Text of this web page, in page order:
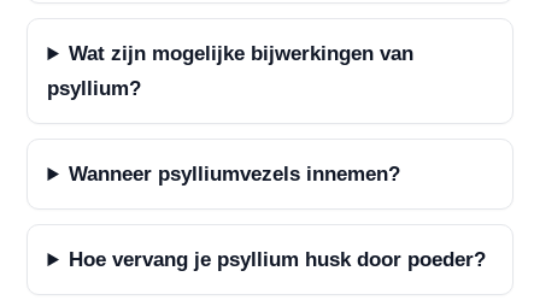
Wat zijn mogelijke bijwerkingen van
psyllium?
Wanneer psylliumvezels innemen?
Hoe vervang je psyllium husk door poeder?